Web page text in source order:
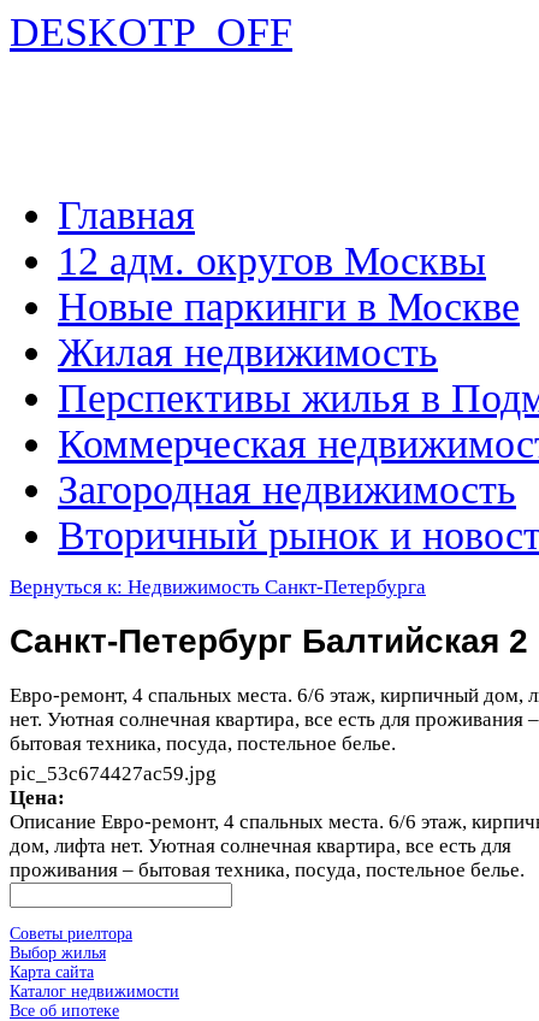
DESKOTP_OFF
Главная
12 адм. округов Москвы
Новые паркинги в Москве
Жилая недвижимость
Перспективы жилья в
Коммерческая
Загородная недвижимость
Вторичный рынок и
Вернуться к: Недвижимость Санкт-Петербурга
Санкт-Петербург Балтийская 2
Евро-ремонт, 4 спальных места. 6/6 этаж, кирпичный дом,
нет. Уютная солнечная квартира, все есть для проживания –
бытовая техника, посуда, постельное белье.
pic_53c674427ac59.jpg
Цена:
Описание Евро-ремонт, 4 спальных места. 6/6 этаж,
дом, лифта нет. Уютная солнечная квартира, все есть для
проживания – бытовая техника, посуда, постельное белье.
Советы риелтора
Выбор жилья
Карта сайта
Каталог недвижимости
Все об ипотеке